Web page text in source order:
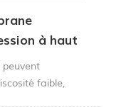
à haut
peuvent
faible,